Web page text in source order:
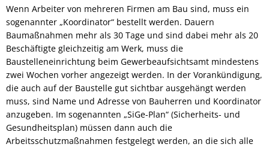
Wenn Arbeiter von mehreren Firmen am Bau sind, muss ein
sogenannter „Koordinator“ bestellt werden. Dauern
Baumaßnahmen mehr als 30 Tage und sind dabei mehr als 20
Beschäftigte gleichzeitig am Werk, muss die
Baustelleneinrichtung beim Gewerbeaufsichtsamt mindestens
zwei Wochen vorher angezeigt werden. In der Vorankündigung,
die auch auf der Baustelle gut sichtbar ausgehängt werden
muss, sind Name und Adresse von Bauherren und Koordinator
anzugeben. Im sogenannten „SiGe-Plan“ (Sicherheits- und
Gesundheitsplan) müssen dann auch die
Arbeitsschutzmaßnahmen festgelegt werden, an die sich alle